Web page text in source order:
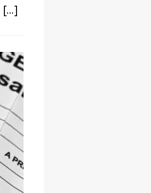
[...]